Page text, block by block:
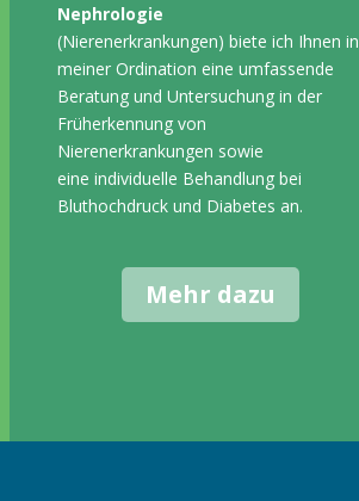
Nephrologie
(Nierenerkrankungen) biete ich Ihnen in
meiner Ordination eine umfassende
Beratung und Untersuchung in der
Früherkennung von
Nierenerkrankungen sowie
eine individuelle Behandlung bei
Bluthochdruck und Diabetes an.
Mehr dazu